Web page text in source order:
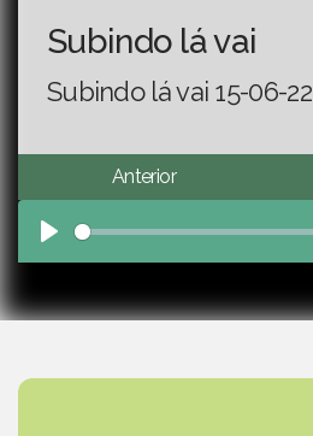
Subindo lá vai
Subindo lá vai 15-06-22
Anterior
Play